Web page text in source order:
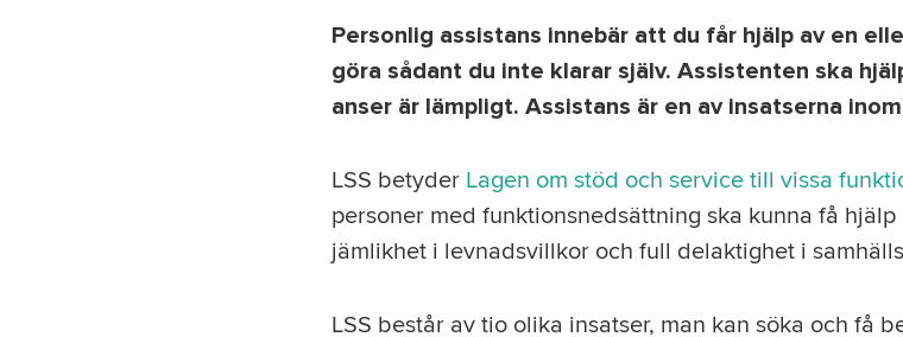
Personlig assistans innebär att du får hjälp av en
göra sådant du inte klarar själv. Assistenten ska
anser är lämpligt. Assistans är en av insatserna inom
LSS betyder Lagen om stöd och service till vissa
personer med funktionsnedsättning ska kunna få
jämlikhet i levnadsvillkor och full delaktighet i
LSS består av tio olika insatser, man kan söka och få